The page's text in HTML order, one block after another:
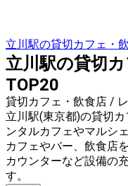
立川駅の貸切カフェ・
立川駅の貸切
TOP20
貸切カフェ・飲食店 /
立川駅(東京都)の貸切
ンタルカフェやマルシ
カフェやバー、飲食店
カウンターなど設備の
す。